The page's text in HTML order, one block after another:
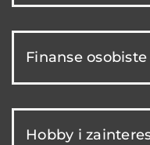
Finanse osobiste
Hobby i